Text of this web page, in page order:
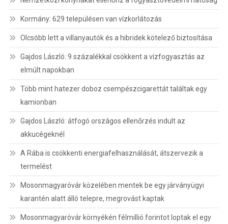
Kormány: 629 településen van vízkorlátozás
Olcsóbb lett a villanyautók és a hibridek kötelező biztosítása
Gajdos László: 9 százalékkal csökkent a vízfogyasztás az
elmúlt napokban
Több mint hatezer doboz csempészcigarettát találtak egy
kamionban
Gajdos László: átfogó országos ellenőrzés indult az
akkucégeknél
A Rába is csökkenti energiafelhasználását, átszervezik a
termelést
Mosonmagyaróvár közelében mentek be egy járványügyi
karantén alatt álló telepre, megrovást kaptak
Mosonmagyaróvár környékén félmillió forintot loptak el egy